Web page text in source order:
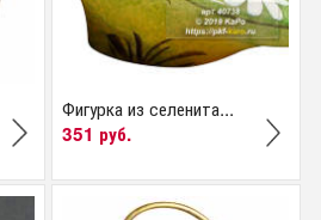
Фигурка из селенита...
351 руб.